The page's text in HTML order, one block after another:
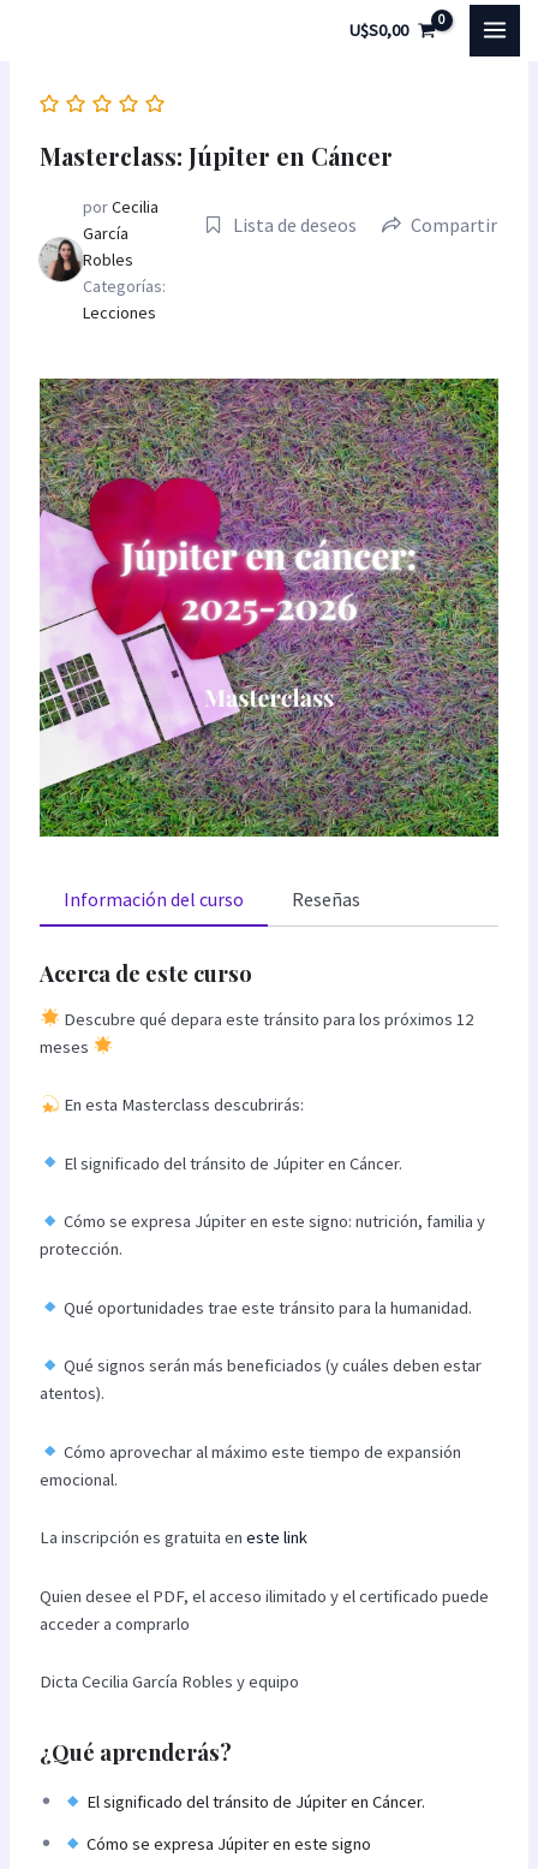
U$S0,00
Masterclass: Júpiter en Cáncer
porCecilia
García
Robles
Categorías:
Lecciones
Lista de deseos Compartir
Información del curso Reseñas
Acerca de este curso
Descubre qué depara este tránsito para los próximos 12
meses
En esta Masterclass descubrirás:
El significado del tránsito de Júpiter en Cáncer.
Cómo se expresa Júpiter en este signo: nutrición, familia y
protección.
Qué oportunidades trae este tránsito para la humanidad.
Qué signos serán más beneficiados (y cuáles deben estar
atentos).
Cómo aprovechar al máximo este tiempo de expansión
emocional.
La inscripción es gratuita eneste link
Quien desee el PDF, el acceso ilimitado y el certificado puede
acceder a comprarlo
Dicta Cecilia García Robles y equipo
¿Qué aprenderás?
El significado del tránsito de Júpiter en Cáncer.
Cómo se expresa Júpiter en este signo